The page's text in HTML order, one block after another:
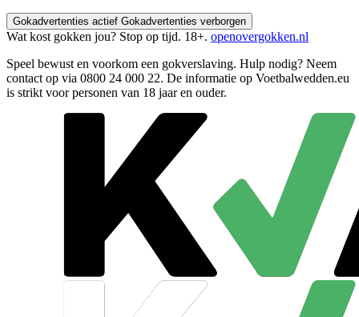
Gokadvertenties actief Gokadvertenties verborgen
Wat kost gokken jou? Stop op tijd. 18+. openovergokken.nl
Speel bewust en voorkom een gokverslaving. Hulp nodig? Neem
contact op via 0800 24 000 22. De informatie op Voetbalwedden.eu
is strikt voor personen van 18 jaar en ouder.